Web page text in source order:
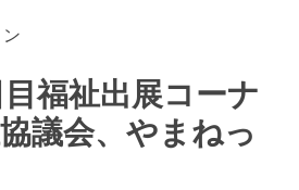
福祉出展コーナ
議会、やまねっ